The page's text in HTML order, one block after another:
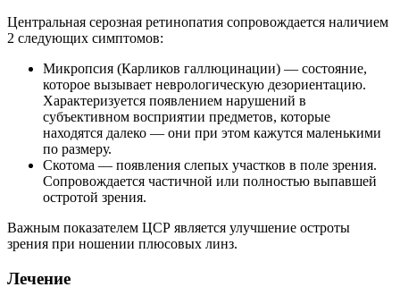
Центральная серозная ретинопатия сопровождается наличием
2 следующих симптомов:
Микропсия (Карликов галлюцинации) — состояние,
которое вызывает неврологическую дезориентацию.
Характеризуется появлением нарушений в
субъективном восприятии предметов, которые
находятся далеко — они при этом кажутся маленькими
по размеру.
Скотома — появления слепых участков в поле зрения.
Сопровождается частичной или полностью выпавшей
остротой зрения.
Важным показателем ЦСР является улучшение остроты
зрения при ношении плюсовых линз.
Лечение